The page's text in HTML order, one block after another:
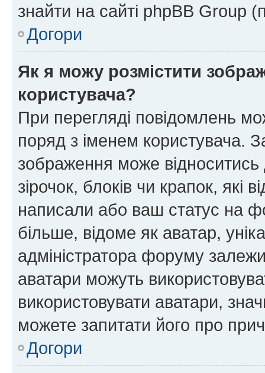
знайти на сайті phpBB Group
Догори
Як я можу розмістити
користувача?
При перегляді повідомлень
поряд з іменем користувача.
зображення може відноситись
зірочок, блоків чи крапок, які
написали або ваш статус на
більше, відоме як аватар,
адміністратора форуму
аватари можуть
використовувати аватари,
можете запитати його про
Догори